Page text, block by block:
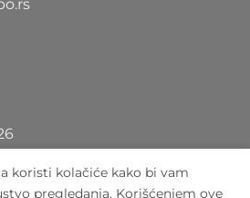
koristi kolačiće kako bi vam
pregledanja. Korišćenjem ove